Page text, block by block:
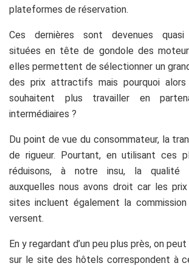
plateformes de réservation.
Ces dernières sont devenues quasi
situées en tête de gondole des
elles permettent de sélectionner un
des prix attractifs mais pourquoi
souhaitent plus travailler en
intermédiaires ?
Du point de vue du consommateur, la
de rigueur. Pourtant, en utilisant ces
réduisons, à notre insu, la qualité
auxquelles nous avons droit car les
sites incluent également la
versent.
En y regardant d’un peu plus près, on
sur le site des hôtels correspondent à